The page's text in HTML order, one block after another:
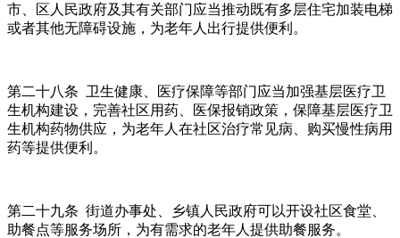
市、区人民政府及其有关部门应当推动既有多层住宅加装电梯
或者其他无障碍设施，为老年人出行提供便利。
第二十八条 卫生健康、医疗保障等部门应当加强基层医疗卫
生机构建设，完善社区用药、医保报销政策，保障基层医疗卫
生机构药物供应，为老年人在社区治疗常见病、购买慢性病用
药等提供便利。
第二十九条 街道办事处、乡镇人民政府可以开设社区食堂、
助餐点等服务场所，为有需求的老年人提供助餐服务。